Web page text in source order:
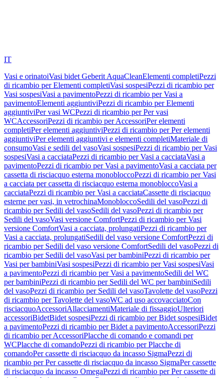
IT
Vasi e orinatoiVasi bidet Geberit AquaCleanElementi completiPezzi
di ricambio per Elementi completiVasi sospesiPezzi di ricambio per
Vasi sospesiVasi a pavimentoPezzi di ricambio per Vasi a
pavimentoElementi aggiuntiviPezzi di ricambio per Elementi
aggiuntiviPer vasi WCPezzi di ricambio per Per vasi
WCAccessoriPezzi di ricambio per AccessoriPer elementi
completiPer elementi aggiuntiviPezzi di ricambio per Per elementi
aggiuntiviPer elementi aggiuntivi e elementi completiMateriale di
consumoVasi e sedili del vasoVasi sospesiPezzi di ricambio per Vasi
sospesiVasi a cacciataPezzi di ricambio per Vasi a cacciataVasi a
pavimentoPezzi di ricambio per Vasi a pavimentoVasi a cacciata per
cassetta di risciacquo esterna monobloccoPezzi di ricambio per Vasi
a cacciata per cassetta di risciacquo esterna monobloccoVasi a
cacciataPezzi di ricambio per Vasi a cacciataCassette di risciacquo
esterne per vasi, in vetrochinaMonobloccoSedili del vasoPezzi di
ricambio per Sedili del vasoSedili del vasoPezzi di ricambio per
Sedili del vasoVasi versione ComfortPezzi di ricambio per Vasi
versione ComfortVasi a cacciata, prolungatiPezzi di ricambio per
Vasi a cacciata, prolungatiSedili del vaso versione ComfortPezzi di
ricambio per Sedili del vaso versione ComfortSedili del vasoPezzi di
ricambio per Sedili del vasoVasi per bambiniPezzi di ricambio per
Vasi per bambiniVasi sospesiPezzi di ricambio per Vasi sospesiVasi
a pavimentoPezzi di ricambio per Vasi a pavimentoSedili del WC
per bambiniPezzi di ricambio per Sedili del WC per bambiniSedili
del vasoPezzi di ricambio per Sedili del vasoTavolette del vasoPezzi
di ricambio per Tavolette del vasoWC ad uso accovacciatoCon
risciacquoAccessoriAllacciamentiMateriale di fissaggioUlteriori
accessoriBidetBidet sospesiPezzi di ricambio per Bidet sospesiBidet
a pavimentoPezzi di ricambio per Bidet a pavimentoAccessoriPezzi
di ricambio per AccessoriPlacche di comando e comandi per
WCPlacche di comandoPezzi di ricambio per Placche di
comandoPer cassette di risciacquo da incasso SigmaPezzi di
ricambio per Per cassette di risciacquo da incasso SigmaPer cassette
di risciacquo da incasso OmegaPezzi di ricambio per Per cassette di